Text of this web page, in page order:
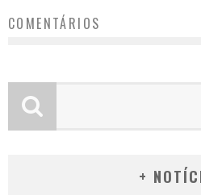
COMENTÁRIOS
+